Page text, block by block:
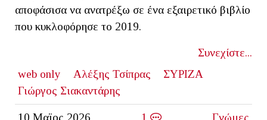
αποφάσισα να ανατρέξω σε ένα εξαιρετικό βιβλίο
που κυκλοφόρησε το 2019.
Συνεχίστε...
web only
Αλέξης Τσίπρας
ΣΥΡΙΖΑ
Γιώργος Σιακαντάρης
10 Μαϊος 2026 1 Γνώμες